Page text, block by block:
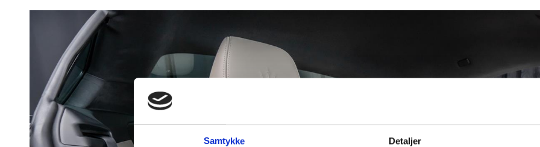
Samtykke Detaljer
DAB Radio
Fuoriserie lakkerte